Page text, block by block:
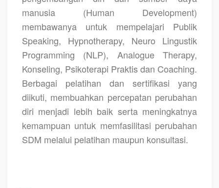
manusia (Human Development)
membawanya untuk mempelajari Publik
Speaking, Hypnotherapy, Neuro Lingustik
Programming (NLP), Analogue Therapy,
Konseling, Psikoterapi Praktis dan Coaching.
Berbagai pelatihan dan sertifikasi yang
diikuti, membuahkan percepatan perubahan
diri menjadi lebih baik serta meningkatnya
kemampuan untuk memfasilitasi perubahan
SDM melalui pelatihan maupun konsultasi.